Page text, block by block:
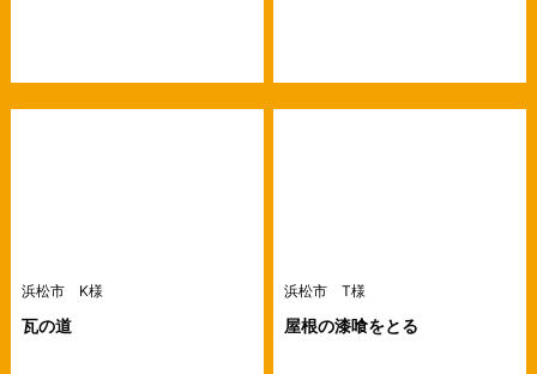
浜松市 K様
瓦の道
浜松市 T様
屋根の漆喰をとる